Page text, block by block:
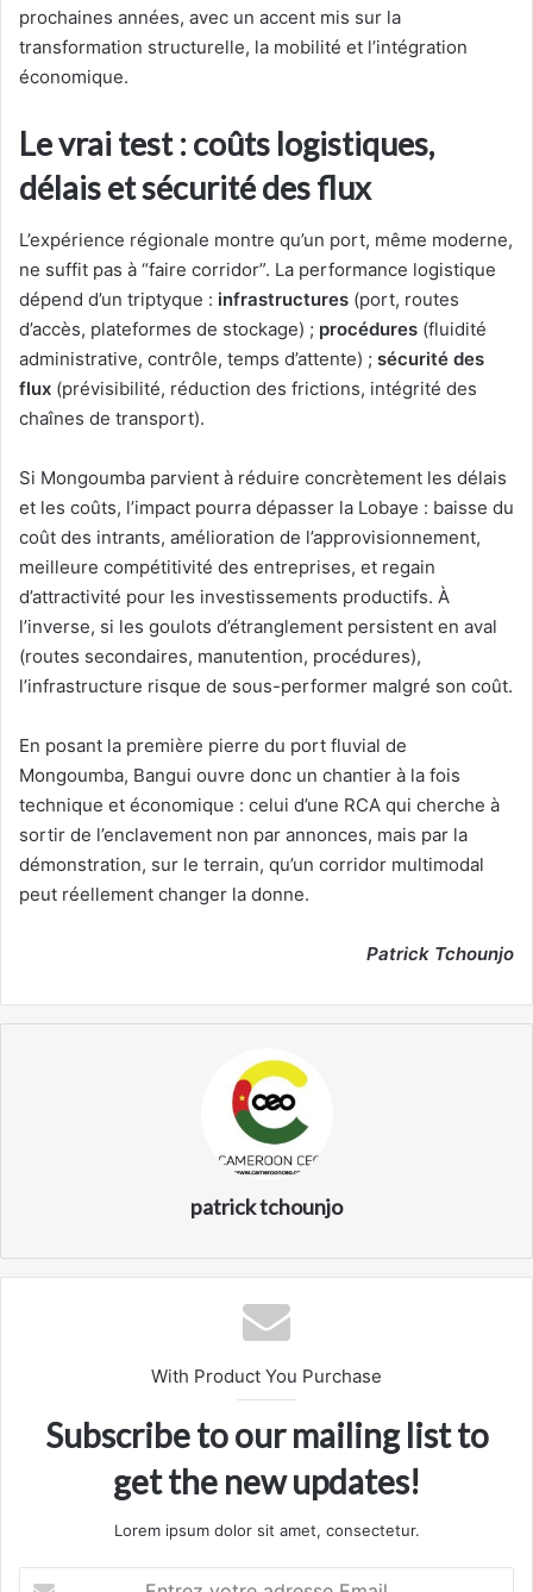
prochaines années, avec un accent mis sur la
transformation structurelle, la mobilité et l’intégration
économique.
Le vrai test : coûts logistiques,
délais et sécurité des flux
L’expérience régionale montre qu’un port, même moderne,
ne suffit pas à “faire corridor”. La performance logistique
dépend d’un triptyque : infrastructures (port, routes
d’accès, plateformes de stockage) ; procédures (fluidité
administrative, contrôle, temps d’attente) ; sécurité des
flux (prévisibilité, réduction des frictions, intégrité des
chaînes de transport).
Si Mongoumba parvient à réduire concrètement les délais
et les coûts, l’impact pourra dépasser la Lobaye : baisse du
coût des intrants, amélioration de l’approvisionnement,
meilleure compétitivité des entreprises, et regain
d’attractivité pour les investissements productifs. À
l’inverse, si les goulots d’étranglement persistent en aval
(routes secondaires, manutention, procédures),
l’infrastructure risque de sous-performer malgré son coût.
En posant la première pierre du port fluvial de
Mongoumba, Bangui ouvre donc un chantier à la fois
technique et économique : celui d’une RCA qui cherche à
sortir de l’enclavement non par annonces, mais par la
démonstration, sur le terrain, qu’un corridor multimodal
peut réellement changer la donne.
Patrick Tchounjo
patrick tchounjo
With Product You Purchase
Subscribe to our mailing list to
get the new updates!
Lorem ipsum dolor sit amet, consectetur.